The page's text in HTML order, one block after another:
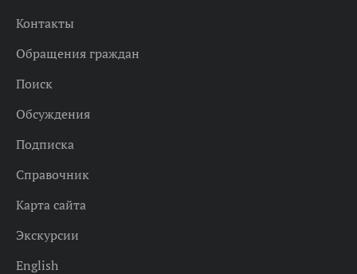
Контакты
Обращения граждан
Поиск
Обсуждения
Подписка
Справочник
Карта сайта
Экскурсии
English